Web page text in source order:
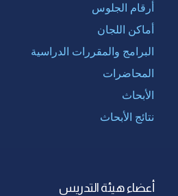
أرقام الجلوس
أماكن اللجان
البرامج والمقررات الدراسية
المحاضرات
الأبحاث
نتائج الأبحاث
أعضاء هيئة التدريس